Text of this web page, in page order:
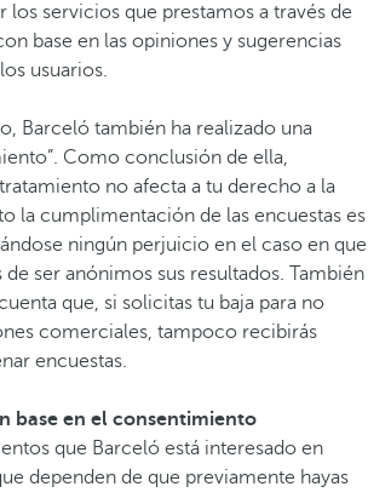
los servicios que prestamos a través de
base en las opiniones y sugerencias
usuarios.
Barceló también ha realizado una
Como conclusión de ella,
no afecta a tu derecho a la
la cumplimentación de las encuestas es
ningún perjuicio en el caso en que
de ser anónimos sus resultados. También
que, si solicitas tu baja para no
comerciales, tampoco recibirás
encuestas.
base en el consentimiento
que Barceló está interesado en
dependen de que previamente hayas